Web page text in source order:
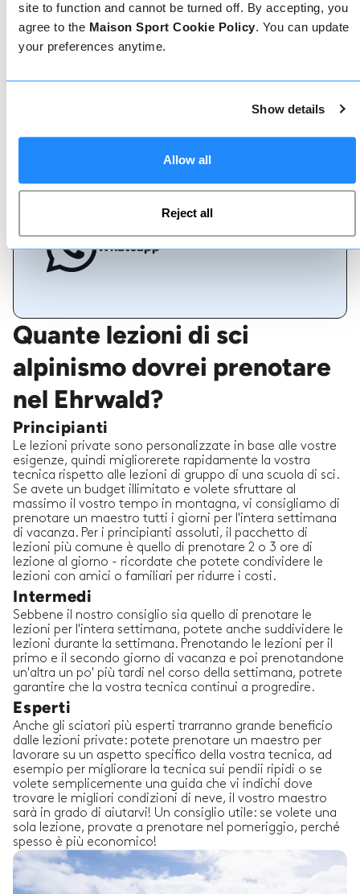
site to function and cannot be turned off. By accepting, you
agree to the Maison Sport Cookie Policy. You can update
your preferences anytime.
Show details
Allow all
Reject all
Prenota online
Chat dal vivo
Whatsapp
Quante lezioni di sci
alpinismo dovrei prenotare
nel Ehrwald?
Principianti
Le lezioni private sono personalizzate in base alle vostre
esigenze, quindi migliorerete rapidamente la vostra
tecnica rispetto alle lezioni di gruppo di una scuola di sci.
Se avete un budget illimitato e volete sfruttare al
massimo il vostro tempo in montagna, vi consigliamo di
prenotare un maestro tutti i giorni per l'intera settimana
di vacanza. Per i principianti assoluti, il pacchetto di
lezioni più comune è quello di prenotare 2 o 3 ore di
lezione al giorno - ricordate che potete condividere le
lezioni con amici o familiari per ridurre i costi.
Intermedi
Sebbene il nostro consiglio sia quello di prenotare le
lezioni per l'intera settimana, potete anche suddividere le
lezioni durante la settimana. Prenotando le lezioni per il
primo e il secondo giorno di vacanza e poi prenotandone
un'altra un po' più tardi nel corso della settimana, potrete
garantire che la vostra tecnica continui a progredire.
Esperti
Anche gli sciatori più esperti trarranno grande beneficio
dalle lezioni private: potete prenotare un maestro per
lavorare su un aspetto specifico della vostra tecnica, ad
esempio per migliorare la tecnica sui pendii ripidi o se
volete semplicemente una guida che vi indichi dove
trovare le migliori condizioni di neve, il vostro maestro
sarà in grado di aiutarvi! Un consiglio utile: se volete una
sola lezione, provate a prenotare nel pomeriggio, perché
spesso è più economico!